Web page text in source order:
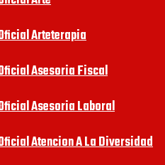
Arteterapia
Asesoria Fiscal
Asesoria Laboral
Atencion A La Diversidad